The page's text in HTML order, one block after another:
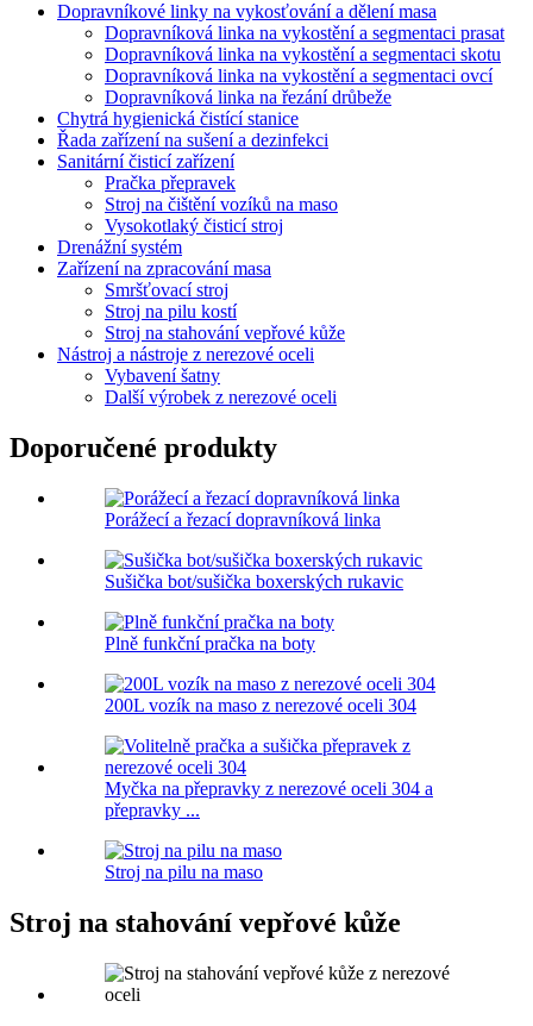
Dopravníkové linky na vykosťování a dělení masa
Dopravníková linka na vykostění a segmentaci prasat
Dopravníková linka na vykostění a segmentaci skotu
Dopravníková linka na vykostění a segmentaci ovcí
Dopravníková linka na řezání drůbeže
Chytrá hygienická čistící stanice
Řada zařízení na sušení a dezinfekci
Sanitární čisticí zařízení
Pračka přepravek
Stroj na čištění vozíků na maso
Vysokotlaký čisticí stroj
Drenážní systém
Zařízení na zpracování masa
Smršťovací stroj
Stroj na pilu kostí
Stroj na stahování vepřové kůže
Nástroj a nástroje z nerezové oceli
Vybavení šatny
Další výrobek z nerezové oceli
Doporučené produkty
Porážecí a řezací dopravníková linka
Sušička bot/sušička boxerských rukavic
Plně funkční pračka na boty
200L vozík na maso z nerezové oceli 304
Myčka na přepravky z nerezové oceli 304 a
přepravky ...
Stroj na pilu na maso
Stroj na stahování vepřové kůže